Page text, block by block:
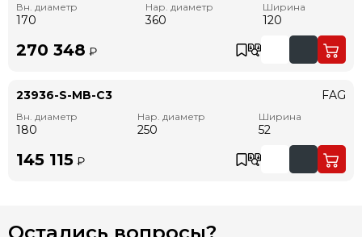
Вн. диаметр
170
Нар. диаметр
360
Ширина
120
270 348 ₽
23936-S-MB-C3
Вн. диаметр
180
Нар. диаметр
250
Ширина
52
FAG
145 115 ₽